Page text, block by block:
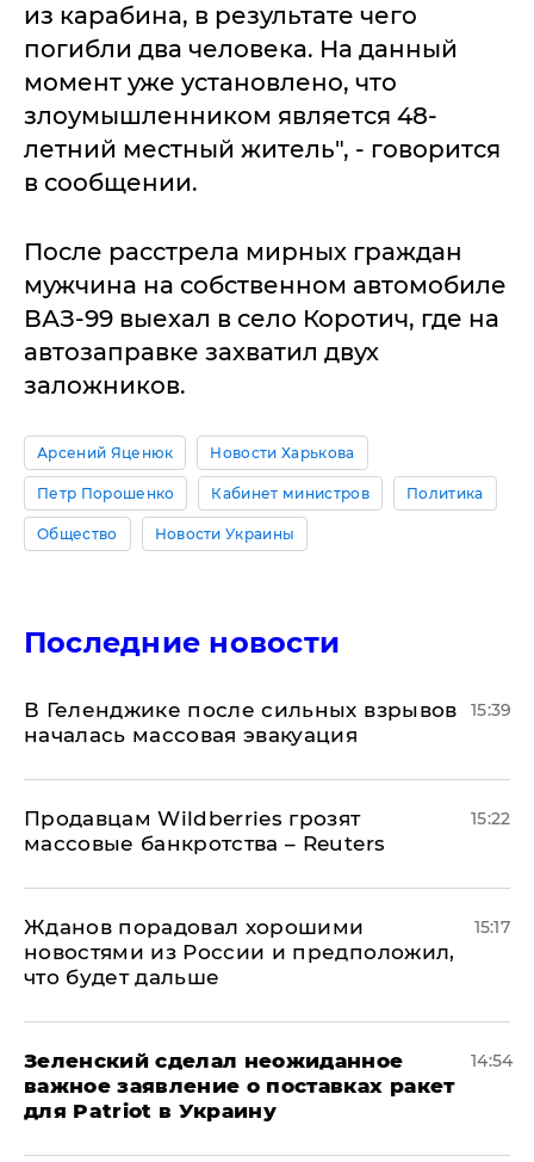
из карабина, в результате чего
погибли два человека. На данный
момент уже установлено, что
злоумышленником является 48-
летний местный житель", - говорится
в сообщении.
После расстрела мирных граждан
мужчина на собственном автомобиле
ВАЗ-99 выехал в село Коротич, где на
автозаправке захватил двух
заложников.
Арсений Яценюк Новости Харькова
Петр Порошенко Кабинет министров Политика
Общество Новости Украины
Последние новости
В Геленджике после сильных взрывов
началась массовая эвакуация
15:39
Продавцам Wildberries грозят
массовые банкротства – Reuters
15:22
Жданов порадовал хорошими
новостями из России и предположил,
что будет дальше
15:17
Зеленский сделал неожиданное
важное заявление о поставках ракет
для Patriot в Украину
14:54